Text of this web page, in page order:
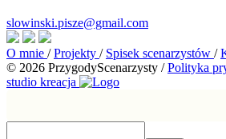
slowinski.pisze@gmail.com
O mnie / Projekty / Spisek scenarzystów /
© 2026 PrzygodyScenarzysty / Polityka
studio kreacja